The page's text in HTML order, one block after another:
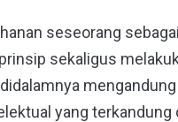
seseorang
sekaligus
yang